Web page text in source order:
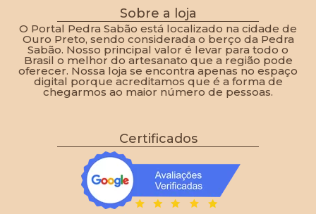
Sobre a loja
O Portal Pedra Sabão está localizado na cidade de
Ouro Preto, sendo considerada o berço da Pedra
Sabão. Nosso principal valor é levar para todo o
Brasil o melhor do artesanato que a região pode
oferecer. Nossa loja se encontra apenas no espaço
digital porque acreditamos que é a forma de
chegarmos ao maior número de pessoas.
Certificados